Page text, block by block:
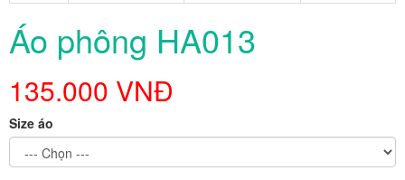
Áo phông HA013
135.000 VNĐ
Size áo